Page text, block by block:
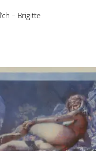
– Brigitte
Le Boul’ch – Brigitte